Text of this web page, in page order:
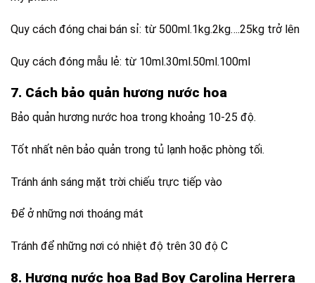
Quy cách đóng chai bán sỉ: từ 500ml.1kg.2kg….25kg trở lên
Quy cách đóng mẫu lẻ: từ 10ml.30ml.50ml.100ml
7. Cách bảo quản hương nước hoa
Bảo quản hương nước hoa trong khoảng 10-25 độ.
Tốt nhất nên bảo quản trong tủ lạnh hoặc phòng tối.
Tránh ánh sáng mặt trời chiếu trực tiếp vào
Để ở những nơi thoáng mát
Tránh để những nơi có nhiệt độ trên 30 độ C
8. Hương nước hoa Bad Boy Carolina Herrera